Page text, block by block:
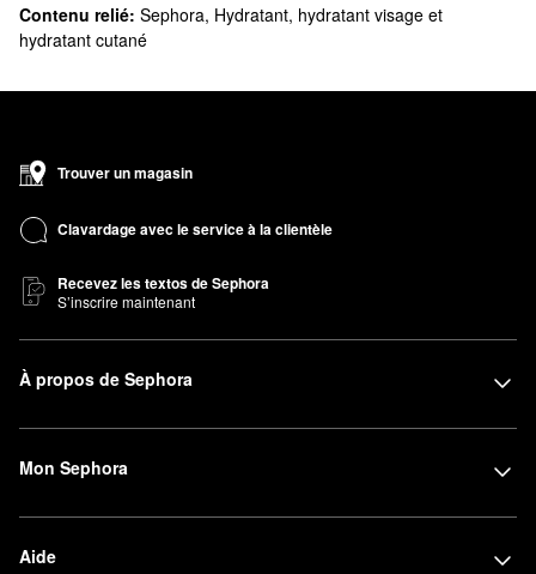
Contenu relié: Sephora, Hydratant, hydratant visage et
hydratant cutané
Trouver un magasin
Clavardage avec le service à la clientèle
Recevez les textos de Sephora
S’inscrire maintenant
À propos de Sephora
Mon Sephora
Aide